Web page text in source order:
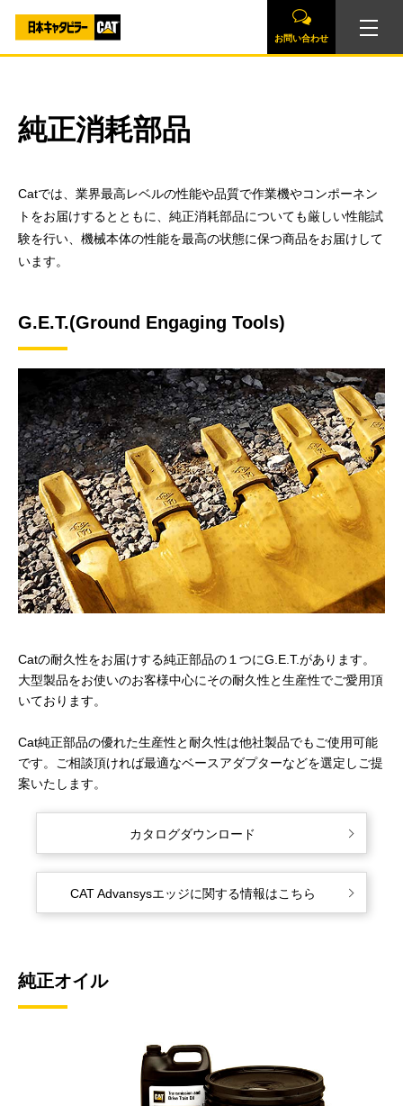
お問い合わせ
純正消耗部品
Catでは、業界最高レベルの性能や品質で作業機やコンポーネン
トをお届けするとともに、純正消耗部品についても厳しい性能試
験を行い、機械本体の性能を最高の状態に保つ商品をお届けして
います。
G.E.T.(Ground Engaging Tools)
Catの耐久性をお届けする純正部品の１つにG.E.T.があります。
大型製品をお使いのお客様中心にその耐久性と生産性でご愛用頂
いております。
Cat純正部品の優れた生産性と耐久性は他社製品でもご使用可能
です。ご相談頂ければ最適なベースアダプターなどを選定しご提
案いたします。
カタログダウンロード
CAT Advansysエッジに関する情報はこちら
純正オイル